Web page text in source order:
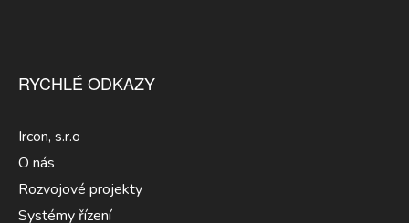
RYCHLÉ ODKAZY
Ircon, s.r.o
O nás
Rozvojové projekty
Systémy řízení